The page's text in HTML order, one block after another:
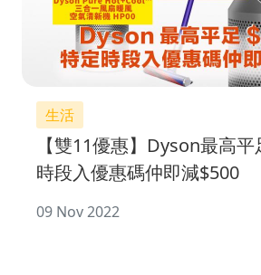
生活
【雙11優惠】Dyson最高
時段入優惠碼仲即減$500
09 Nov 2022